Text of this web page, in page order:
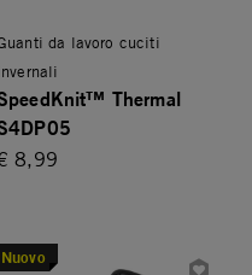
da lavoro cuciti
Thermal
8,99
Nuovo